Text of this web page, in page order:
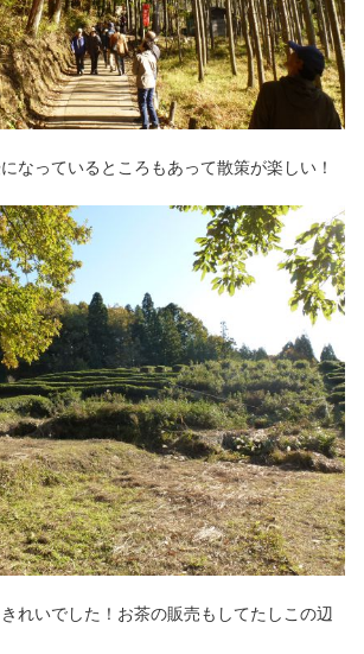
なっているところもあって散策が楽しい！
れいでした！お茶の販売もしてたしこの辺